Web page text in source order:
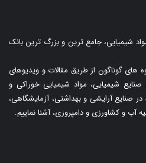
شیمیایی، جامع ترین و بزرگ ترین بانک
های گوناگون از طریق مقالات و ویدیوهای
شیمیایی، مواد شیمیایی خوراکی و
در صنایع آرایشی و بهداشتی، آزمایشگاهی،
آب و کشاورزی و دامپروری، آشنا نماییم.